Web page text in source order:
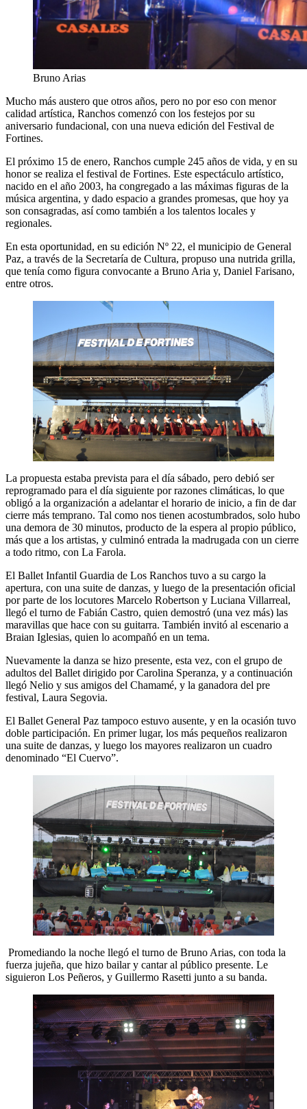
Bruno Arias
Mucho más austero que otros años, pero no por eso con menor
calidad artística, Ranchos comenzó con los festejos por su
aniversario fundacional, con una nueva edición del Festival de
Fortines.
El próximo 15 de enero, Ranchos cumple 245 años de vida, y en su
honor se realiza el festival de Fortines. Este espectáculo artístico,
nacido en el año 2003, ha congregado a las máximas figuras de la
música argentina, y dado espacio a grandes promesas, que hoy ya
son consagradas, así como también a los talentos locales y
regionales.
En esta oportunidad, en su edición Nº 22, el municipio de General
Paz, a través de la Secretaría de Cultura, propuso una nutrida grilla,
que tenía como figura convocante a Bruno Aria y, Daniel Farisano,
entre otros.
La propuesta estaba prevista para el día sábado, pero debió ser
reprogramado para el día siguiente por razones climáticas, lo que
obligó a la organización a adelantar el horario de inicio, a fin de dar
cierre más temprano. Tal como nos tienen acostumbrados, solo hubo
una demora de 30 minutos, producto de la espera al propio público,
más que a los artistas, y culminó entrada la madrugada con un cierre
a todo ritmo, con La Farola.
El Ballet Infantil Guardia de Los Ranchos tuvo a su cargo la
apertura, con una suite de danzas, y luego de la presentación oficial
por parte de los locutores Marcelo Robertson y Luciana Villarreal,
llegó el turno de Fabián Castro, quien demostró (una vez más) las
maravillas que hace con su guitarra. También invitó al escenario a
Braian Iglesias, quien lo acompañó en un tema.
Nuevamente la danza se hizo presente, esta vez, con el grupo de
adultos del Ballet dirigido por Carolina Speranza, y a continuación
llegó Nelio y sus amigos del Chamamé, y la ganadora del pre
festival, Laura Segovia.
El Ballet General Paz tampoco estuvo ausente, y en la ocasión tuvo
doble participación. En primer lugar, los más pequeños realizaron
una suite de danzas, y luego los mayores realizaron un cuadro
denominado “El Cuervo”.
Promediando la noche llegó el turno de Bruno Arias, con toda la
fuerza jujeña, que hizo bailar y cantar al público presente. Le
siguieron Los Peñeros, y Guillermo Rasetti junto a su banda.